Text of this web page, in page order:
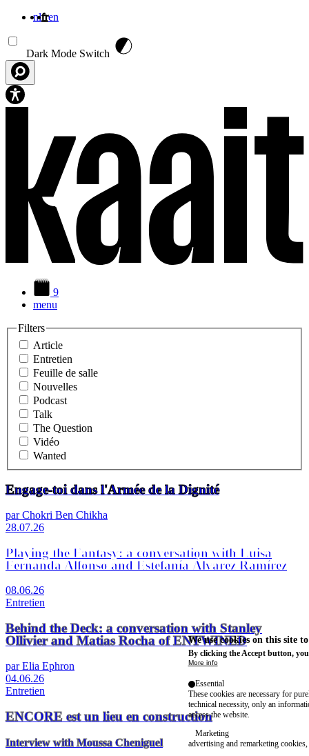
nlfren
Dark Mode Switch
9
menu
Filters
Article
Entretien
Feuille de salle
Nouvelles
Podcast
Talk
The Question
Vidéo
Wanted
Engage-toi dans l'Armée de la Dignité
par Chokri Ben Chikha
28.07.26
Playing the Fantasy: a conversation with Luisa
Fernanda Alfonso and Estefanía Álvarez Ramírez
08.06.26
Entretien
Behind the Deck: a conversation with Stanley
Ollivier and Matias Rocha of ENTWINED
par Elia Ephron
04.06.26
Entretien
ENCORE est un lieu en construction
Interview with Moussa Cheniguel
We use cookies on this site
By clicking the Accept button,
More info
Essential
These cookies are necessary for
technical necessity, only an
access the website.
Marketing
advertising and remarketing cookies,